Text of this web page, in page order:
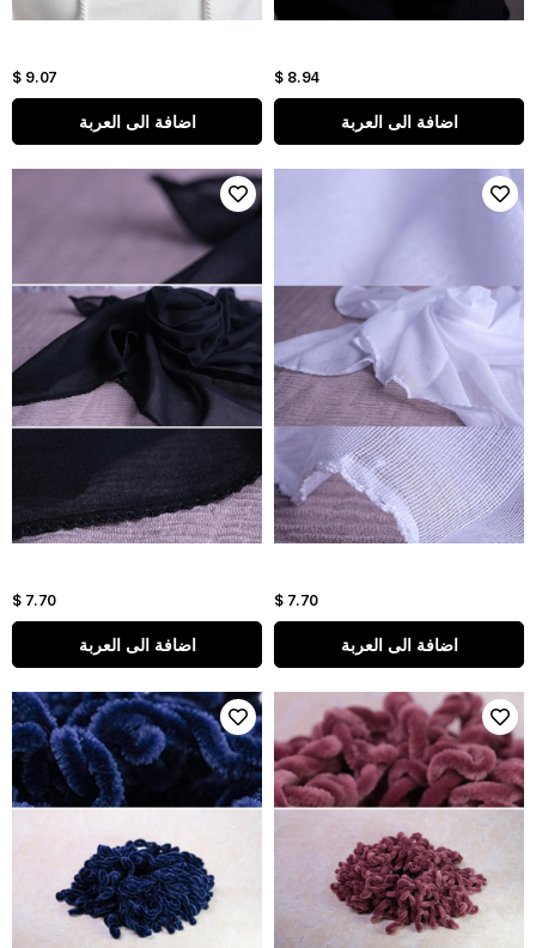
$ 9.07
اضافة الى العربة
$ 8.94
اضافة الى العربة
$ 7.70
اضافة الى العربة
$ 7.70
اضافة الى العربة